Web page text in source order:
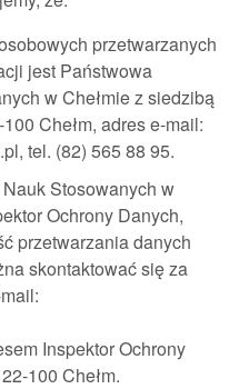
przetwarzanych
jest Państwowa
w Chełmie z siedzibą
Chełm, adres e-mail:
tel. (82) 565 88 95.
Stosowanych w
Ochrony Danych,
przetwarzania danych
skontaktować się za
Inspektor Ochrony
100 Chełm.